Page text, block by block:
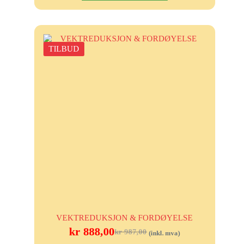
TILBUD
VEKTREDUKSJON & FORDØYELSE
kr987,00
kr 888,00 (inkl. mva)